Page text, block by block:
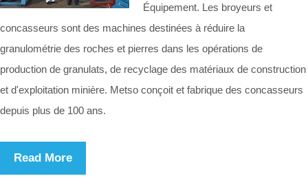
Équipement. Les broyeurs et
concasseurs sont des machines destinées à réduire la
granulométrie des roches et pierres dans les opérations de
production de granulats, de recyclage des matériaux de construction
et d'exploitation minière. Metso conçoit et fabrique des concasseurs
depuis plus de 100 ans.
Read More